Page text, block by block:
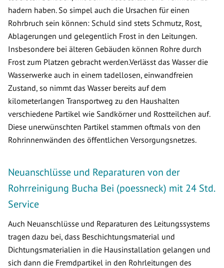
hadern haben. So simpel auch die Ursachen für einen
Rohrbruch sein können: Schuld sind stets Schmutz, Rost,
Ablagerungen und gelegentlich Frost in den Leitungen.
Insbesondere bei älteren Gebäuden können Rohre durch
Frost zum Platzen gebracht werden.Verlässt das Wasser die
Wasserwerke auch in einem tadellosen, einwandfreien
Zustand, so nimmt das Wasser bereits auf dem
kilometerlangen Transportweg zu den Haushalten
verschiedene Partikel wie Sandkörner und Rostteilchen auf.
Diese unerwünschten Partikel stammen oftmals von den
Rohrinnenwänden des öffentlichen Versorgungsnetzes.
Neuanschlüsse und Reparaturen von der
Rohrreinigung Bucha Bei (poessneck) mit 24 Std.
Service
Auch Neuanschlüsse und Reparaturen des Leitungssystems
tragen dazu bei, dass Beschichtungsmaterial und
Dichtungsmaterialien in die Hausinstallation gelangen und
sich dann die Fremdpartikel in den Rohrleitungen des